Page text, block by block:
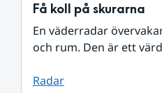
Få koll på skurarna
En väderradar
och rum. Den är ett
Radar